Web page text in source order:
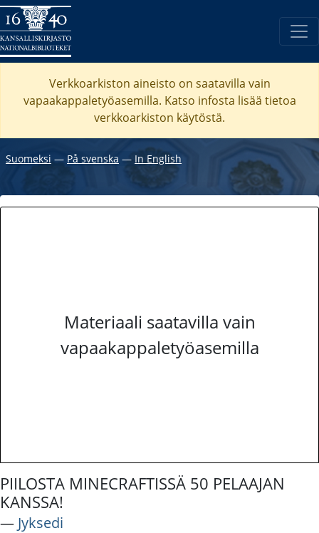
Verkkoarkiston aineisto on saatavilla vain
vapaakappaletyöasemilla. Katso infosta lisää tietoa
verkkoarkiston käytöstä.
Suomeksi ― På svenska ― In English
Materiaali saatavilla vain
vapaakappaletyöasemilla
PIILOSTA MINECRAFTISSÄ 50 PELAAJAN
KANSSA!
― Jyksedi